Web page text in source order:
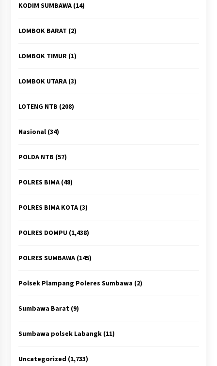
KODIM SUMBAWA(14)
LOMBOK BARAT (2)
LOMBOK TIMUR(1)
LOMBOK UTARA(3)
LOTENG NTB (208)
Nasional(34)
POLDA NTB (57)
POLRES BIMA(48)
POLRES BIMA KOTA(3)
POLRES DOMPU(1,438)
POLRES SUMBAWA(145)
Polsek Plampang Poleres Sumbawa (2)
Sumbawa Barat(9)
Sumbawa polsek Labangk(11)
Uncategorized (1,733)